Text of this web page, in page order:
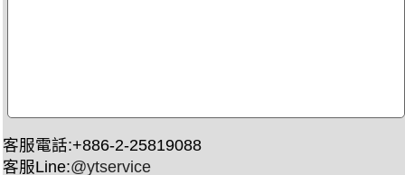
客服電話:+886-2-25819088
客服Line:@ytservice